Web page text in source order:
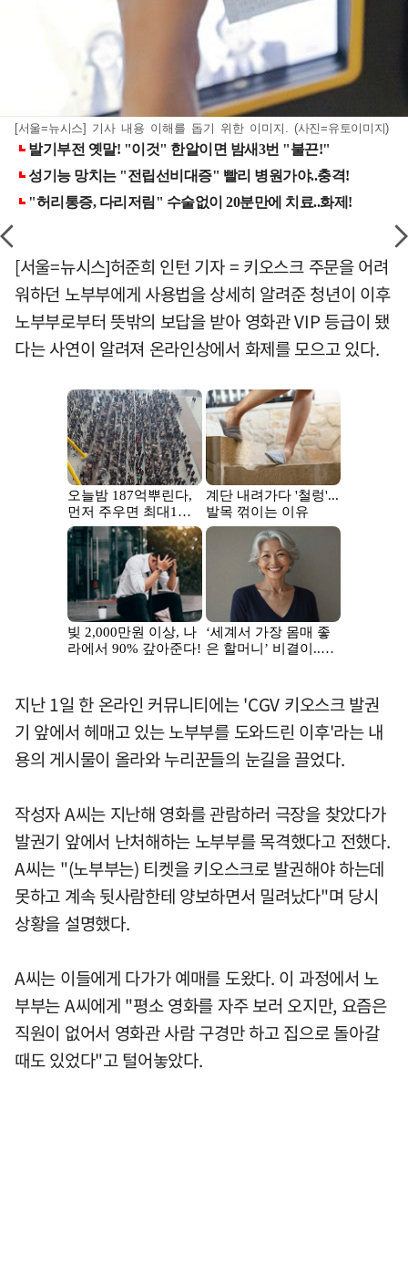
[서울=뉴시스] 기사 내용 이해를 돕기 위한 이미지. (사진=유토이미지)
[서울=뉴시스]허준희 인턴 기자 = 키오스크 주문을 어려
워하던 노부부에게 사용법을 상세히 알려준 청년이 이후
노부부로부터 뜻밖의 보답을 받아 영화관 VIP 등급이 됐
다는 사연이 알려져 온라인상에서 화제를 모으고 있다.
지난 1일 한 온라인 커뮤니티에는 'CGV 키오스크 발권
기 앞에서 헤매고 있는 노부부를 도와드린 이후'라는 내
용의 게시물이 올라와 누리꾼들의 눈길을 끌었다.
작성자 A씨는 지난해 영화를 관람하러 극장을 찾았다가
발권기 앞에서 난처해하는 노부부를 목격했다고 전했다.
A씨는 "(노부부는) 티켓을 키오스크로 발권해야 하는데
못하고 계속 뒷사람한테 양보하면서 밀려났다"며 당시
상황을 설명했다.
A씨는 이들에게 다가가 예매를 도왔다. 이 과정에서 노
부부는 A씨에게 "평소 영화를 자주 보러 오지만, 요즘은
직원이 없어서 영화관 사람 구경만 하고 집으로 돌아갈
때도 있었다"고 털어놓았다.